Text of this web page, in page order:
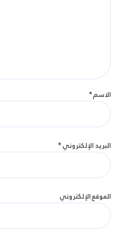
الاسم*
البريد الإلكتروني*
الموقع الإلكتروني